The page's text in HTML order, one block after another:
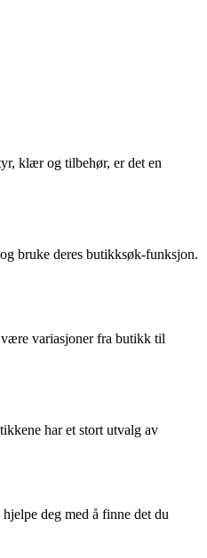
klær og tilbehør, er det en
bruke deres butikksøk-funksjon.
variasjoner fra butikk til
har et stort utvalg av
deg med å finne det du